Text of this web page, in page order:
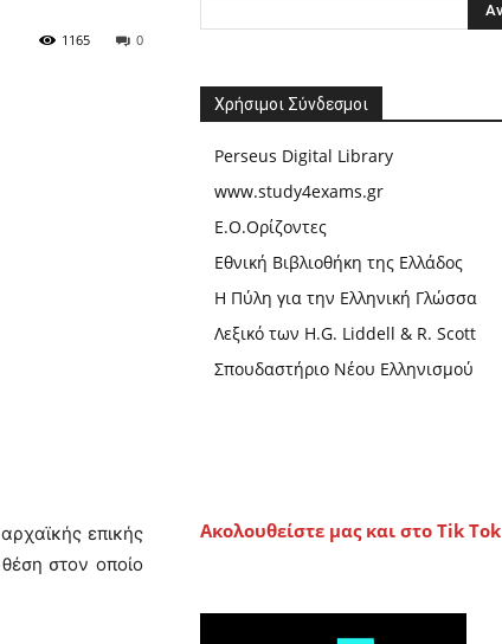
0
1165
επικής
στον οποίο
Χρήσιμοι Σύνδεσμοι
Perseus Digital Library
www.study4exams.gr
Ε.Ο.Ορίζοντες
Εθνική Βιβλιοθήκη της Ελλάδος
Η Πύλη για την Ελληνική Γλώσσα
Λεξικό των H.G. Liddell & R. Scott
Σπουδαστήριο Νέου Ελληνισμού
Ακολουθείστε μας και στο Tik Tok